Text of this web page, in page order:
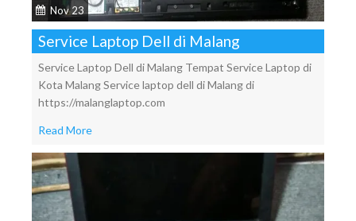
Nov 23
Service Laptop Dell di Malang
Service Laptop Dell di Malang Tempat Service Laptop di
Kota Malang Service laptop dell di Malang di
https://malanglaptop.com
Read More